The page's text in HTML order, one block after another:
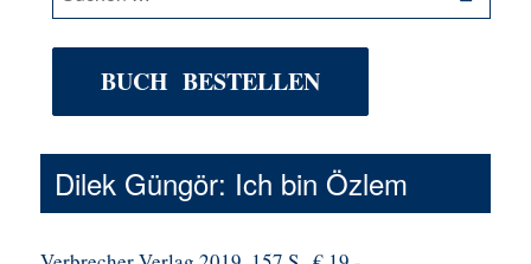
nach:
BUCH BESTELLEN
Dilek Güngör: Ich bin Özlem